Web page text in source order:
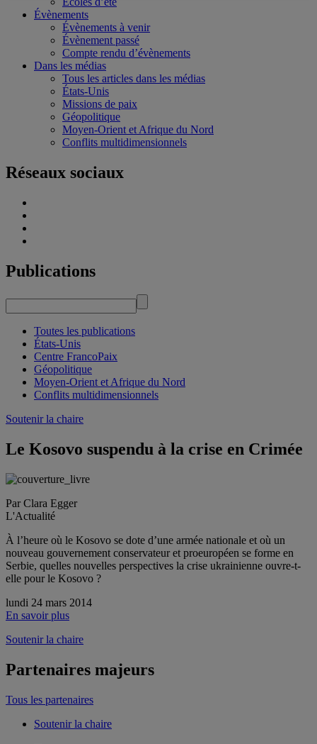
Évènements
Évènements à venir
Évènement passé
Compte rendu d’évènements
Dans les médias
Tous les articles dans les médias
États-Unis
Missions de paix
Géopolitique
Moyen-Orient et Afrique du Nord
Conflits multidimensionnels
Réseaux sociaux
Publications
Toutes les publications
États-Unis
Centre FrancoPaix
Géopolitique
Moyen-Orient et Afrique du Nord
Conflits multidimensionnels
Soutenir la chaire
Le Kosovo suspendu à la crise en Crimée
Par Clara Egger
L'Actualité
À l’heure où le Kosovo se dote d’une armée nationale et où un
nouveau gouvernement conservateur et proeuropéen se forme en
Serbie, quelles nouvelles perspectives la crise ukrainienne ouvre-t-
elle pour le Kosovo ?
lundi 24 mars 2014
En savoir plus
Soutenir la chaire
Partenaires majeurs
Tous les partenaires
Soutenir la chaire